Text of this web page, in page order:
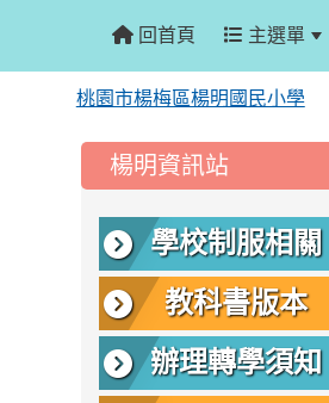
回首頁 主選單
桃園市楊梅區楊明國民小學
::: 楊明資訊站
學校制服相關
教科書版本
辦理轉學須知